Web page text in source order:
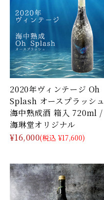
2020年ヴィンテージ Oh
Splash オースプラッシュ
海中熟成酒 箱入 720ml /
海琳堂オリジナル
¥16,000(税込 ¥17,600)